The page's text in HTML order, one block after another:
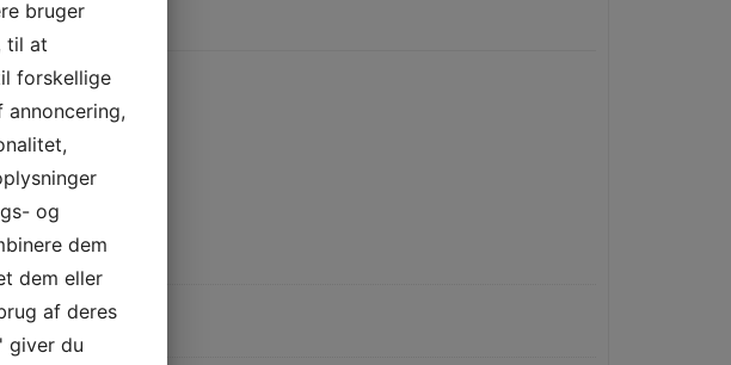
information
bruger
til at
forskellige
annoncering,
og
dem
dem eller
af deres
giver du